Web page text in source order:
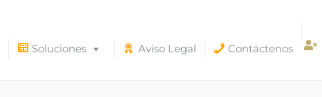
Soluciones Aviso Legal Contáctenos